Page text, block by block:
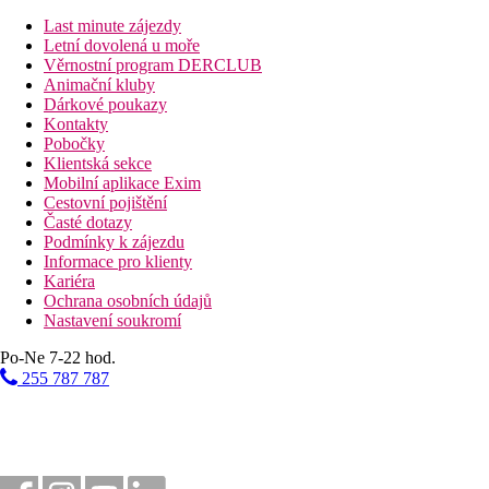
Last minute zájezdy
Letní dovolená u moře
Věrnostní program DERCLUB
Animační kluby
Dárkové poukazy
Kontakty
Pobočky
Klientská sekce
Mobilní aplikace Exim
Cestovní pojištění
Časté dotazy
Podmínky k zájezdu
Informace pro klienty
Kariéra
Ochrana osobních údajů
Nastavení soukromí
Po-Ne 7-22 hod.
255 787 787